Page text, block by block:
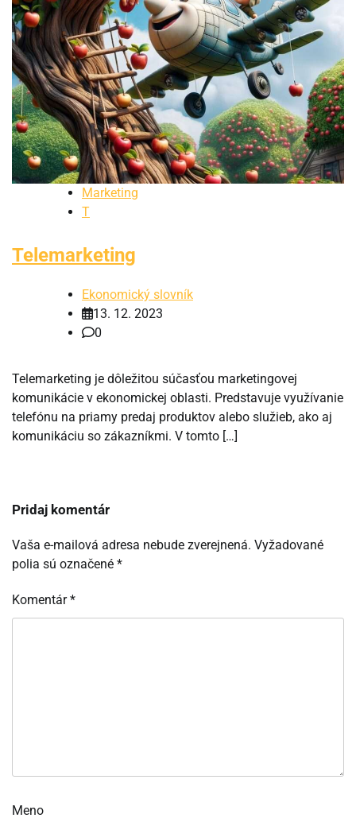
Marketing
T
Telemarketing
Ekonomický slovník
13. 12. 2023
0
Telemarketing je dôležitou súčasťou marketingovej
komunikácie v ekonomickej oblasti. Predstavuje využívanie
telefónu na priamy predaj produktov alebo služieb, ako aj
komunikáciu so zákazníkmi. V tomto […]
Pridaj komentár
Vaša e-mailová adresa nebude zverejnená. Vyžadované
polia sú označené *
Komentár*
Meno